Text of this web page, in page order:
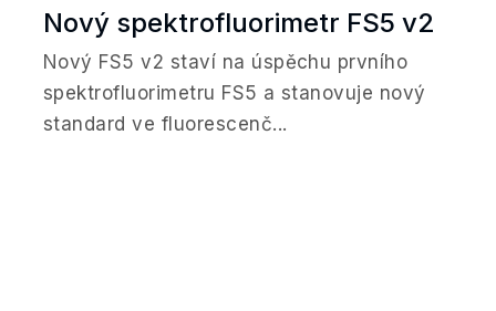
Nový spektrofluorimetr FS5 v2
Nový FS5 v2 staví na úspěchu prvního
spektrofluorimetru FS5 a stanovuje nový
standard ve fluorescenč...